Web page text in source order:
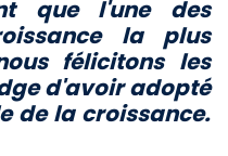
que l'une des
la plus
félicitons les
d'avoir adopté
de la croissance.